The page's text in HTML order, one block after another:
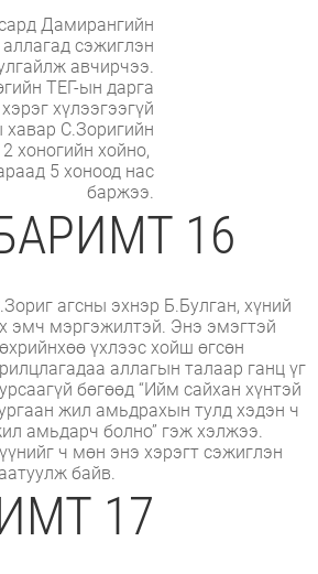
Дамирангийн
сэжиглэн
авчирчээ.
ТЕГ-ын дарга
хүлээгээгүй
хавар С.Зоригийн
хоногийн хойно,
5 хоноод нас
баржээ.
16
агсны эхнэр Б.Булган, хүний
эмч мэргэжилтэй. Энэ эмэгтэй
үхлээс хойш өгсөн
аллагын талаар ганц үг
бөгөөд “Ийм сайхан хүнтэй
жил амьдрахын тулд хэдэн ч
амьдарч болно” гэж хэлжээ.
ч мөн энэ хэрэгт сэжиглэн
байв.
17